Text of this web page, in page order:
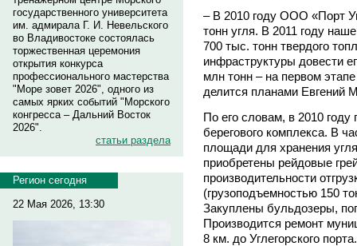
государственного университета
им. адмирала Г. И. Невельского
во Владивостоке состоялась
торжественная церемония
открытия конкурса
профессионального мастерства
"Море зовет 2026", одного из
самых ярких событий "Морского
конгресса – Дальний Восток
2026".
статьи раздела
Регион сегодня
22 Мая 2026, 13:30
– В 2010 году ООО «Порт
тонн угля. В 2011 году
700 тыс. тонн твердого
инфраструктуры довести
млн тонн – на первом
делится планами Евгений
По его словам, в 2010 году
берегового комплекса. В
площади для хранения
приобретены рейдовые
производительности
(грузоподъемностью 150
Закуплены бульдозеры,
Производится ремонт
8 км. до Углегорского порта.